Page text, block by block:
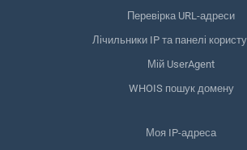
Перевірка URL-адреси
Лічильники IP та панелі
Мій UserAgent
WHOIS пошук домену
Моя IP-адреса